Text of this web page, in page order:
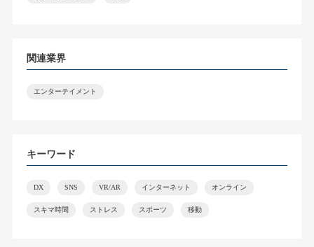
関連業界
エンターテイメント
キーワード
DX SNS VR/AR インターネット オンライン
スキマ時間 ストレス スポーツ 移動